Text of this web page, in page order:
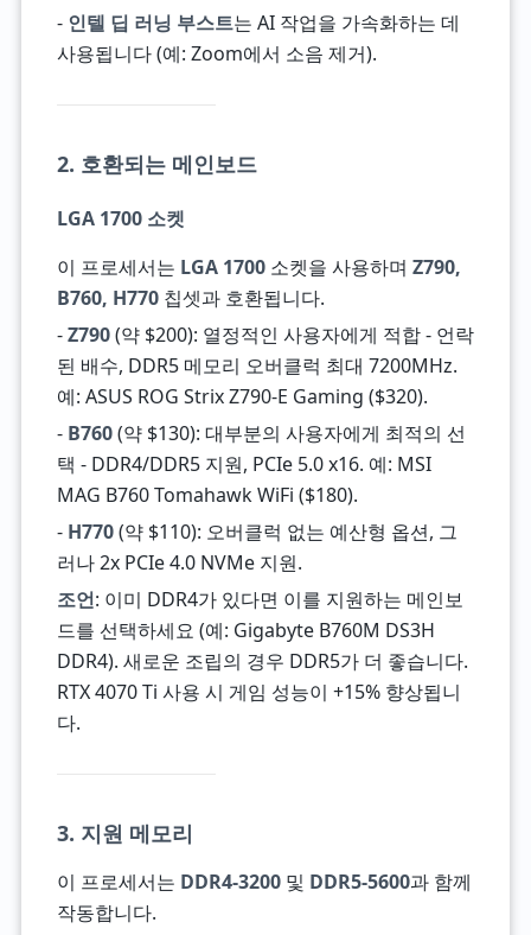
- 인텔 딥 러닝 부스트는 AI 작업을 가속화하는 데
사용됩니다 (예: Zoom에서 소음 제거).
2. 호환되는 메인보드
LGA 1700 소켓
이 프로세서는 LGA 1700소켓을 사용하며 Z790,
B760, H770칩셋과 호환됩니다.
-Z790(약 $200): 열정적인 사용자에게 적합 - 언락
된 배수, DDR5 메모리 오버클럭 최대 7200MHz.
예: ASUS ROG Strix Z790-E Gaming ($320).
- B760(약 $130): 대부분의 사용자에게 최적의 선
택 - DDR4/DDR5 지원, PCIe 5.0 x16. 예: MSI
MAG B760 Tomahawk WiFi ($180).
- H770(약 $110): 오버클럭 없는 예산형 옵션, 그
러나 2x PCIe 4.0 NVMe 지원.
조언: 이미 DDR4가 있다면 이를 지원하는 메인보
드를 선택하세요 (예: Gigabyte B760M DS3H
DDR4). 새로운 조립의 경우 DDR5가 더 좋습니다.
RTX 4070 Ti 사용 시 게임 성능이 +15% 향상됩니
다.
3. 지원 메모리
이 프로세서는 DDR4-3200및 DDR5-5600과 함께
작동합니다.